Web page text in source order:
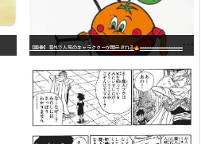
【画像】海外で人気のキャラクターが開示される wwwwwwwwwwwwwwwwwwwwwwwwwwwwwwwwwwwwwwwwwwwwwwwww